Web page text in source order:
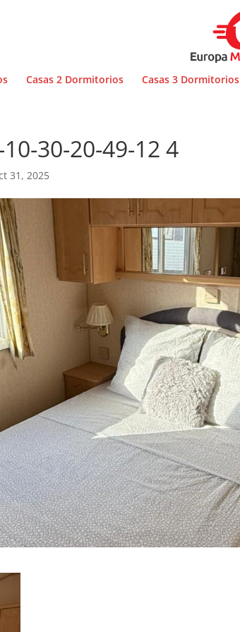
Casas 2 Dormitorios Casas 3 Dormitorios
30-20-49-12 4
31, 2025